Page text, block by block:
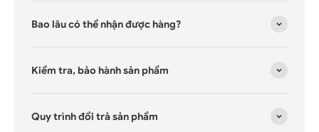
Bao lâu có thể nhận được hàng?
Kiểm tra, bảo hành sản phẩm
Quy trình đổi trả sản phẩm